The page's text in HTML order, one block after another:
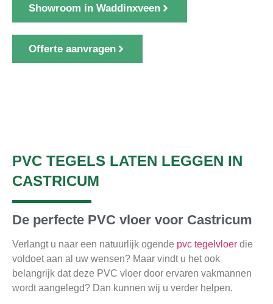
Showroom in Waddinxveen
Offerte aanvragen
PVC TEGELS LATEN LEGGEN IN
CASTRICUM
De perfecte PVC vloer voor Castricum
Verlangt u naar een natuurlijk ogende pvc tegelvloer die
voldoet aan al uw wensen? Maar vindt u het ook
belangrijk dat deze PVC vloer door ervaren vakmannen
wordt aangelegd? Dan kunnen wij u verder helpen.